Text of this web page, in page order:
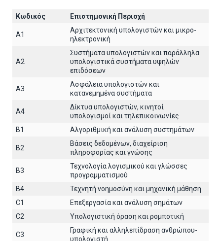
Κωδικός Επιστημονική Περιοχή
A1
Αρχιτεκτoνική υπολογιστών και μικρο-
ηλεκτρονική
A2
Συστήματα υπολογιστών και παράλληλα
υπολογιστικά συστήματα υψηλών
επιδόσεων
A3
Ασφάλεια υπολογιστών και
κατανεμημένα συστήματα
A4
Δίκτυα υπολογιστών, κινητοί
υπολογισμοί και τηλεπικοινωνίες
B1
Αλγοριθμική και ανάλυση συστημάτων
B2
Βάσεις δεδομένων, διαχείριση
πληροφορίας και γνώσης
B3
Τεχνολογία λογισμικού και γλώσσες
προγραμματισμού
B4
Τεχνητή νοημοσύνη και μηχανική μάθηση
C1
Επεξεργασία και ανάλυση σημάτων
C2
Υπολογιστική όραση και ρομποτική
C3
Γραφική και αλληλεπίδραση ανθρώπου-
υπολογιστή